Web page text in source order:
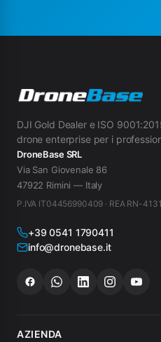
DJI Gold Dealer e ISO
drone enterprise per i
DroneBase SRL
Via San Giovenale 86
47922 Rimini — Italy
P.IVA IT04456990409 · REA RN-
+39 0541 1790411
info@dronebase.it
AZIENDA